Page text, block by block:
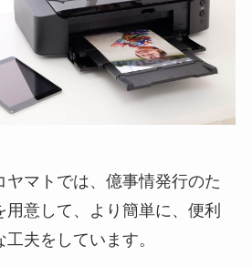
ヤマトでは、億事情発行のた
意して、より簡単に、便利
夫をしています。